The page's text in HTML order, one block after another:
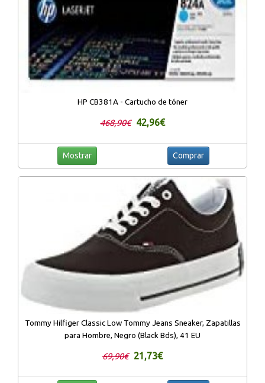
HP CB381A - Cartucho de tóner
468,90€ 42,96€
Mostrar Comprar
Tommy Hilfiger Classic Low Tommy Jeans Sneaker, Zapatillas
para Hombre, Negro (Black Bds), 41 EU
69,90€ 21,73€